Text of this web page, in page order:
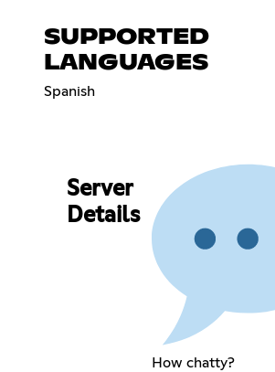
SUPPORTED
LANGUAGES
Spanish
Server
Details
How chatty?